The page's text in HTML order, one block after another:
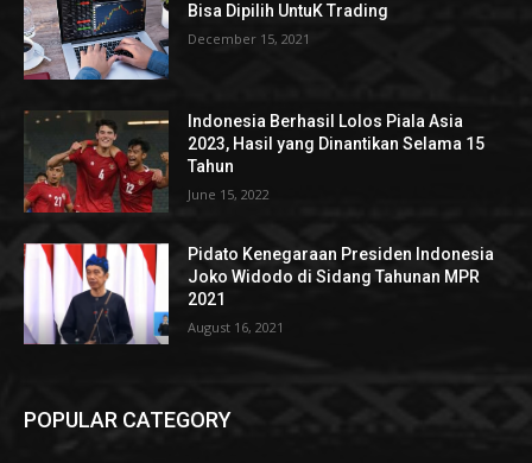
Bisa Dipilih UntuK Trading
December 15, 2021
Indonesia Berhasil Lolos Piala Asia
2023, Hasil yang Dinantikan Selama 15
Tahun
June 15, 2022
Pidato Kenegaraan Presiden Indonesia
Joko Widodo di Sidang Tahunan MPR
2021
August 16, 2021
POPULAR CATEGORY